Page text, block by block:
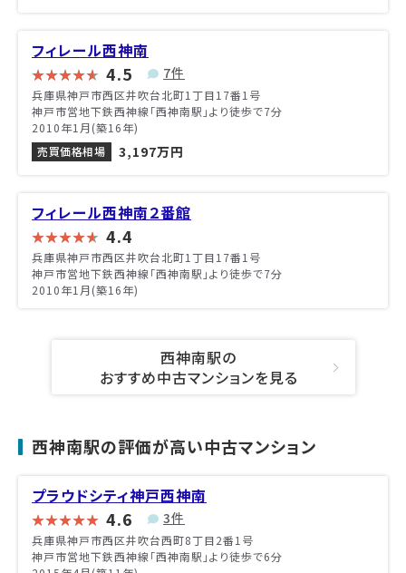
フィレール西神南
4.5 7件
兵庫県神戸市西区井吹台北町1丁目17番1号
神戸市営地下鉄西神線「西神南駅」より徒歩で7分
2010年1月(築16年)
売買価格相場
3,197万円
フィレール西神南２番館
4.4
兵庫県神戸市西区井吹台北町1丁目17番1号
神戸市営地下鉄西神線「西神南駅」より徒歩で7分
2010年1月(築16年)
西神南駅の
おすすめ中古マンションを見る
西神南駅の評価が高い中古マンション
プラウドシティ神戸西神南
4.6 3件
兵庫県神戸市西区井吹台西町8丁目2番1号
神戸市営地下鉄西神線「西神南駅」より徒歩で6分